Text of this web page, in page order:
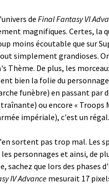
de Final Fantasy VI
magnifiques. Certes, la
moins écoutable que sur
simplement grandioses.
Thème. De plus, les
bien la folie du
funèbre) en passant par
ou encore « Troops
impériale), c'est un régal.
sortent pas trop mal. Les
personnages et ainsi, de
sachez que lors des
IV Advancemesurait 17